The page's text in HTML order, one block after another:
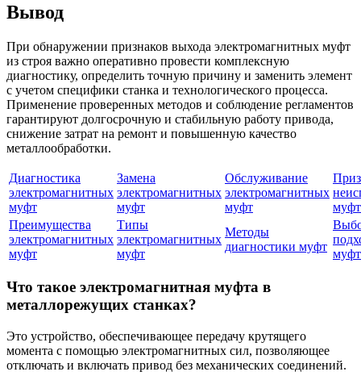
Вывод
При обнаружении признаков выхода электромагнитных муфт
из строя важно оперативно провести комплексную
диагностику, определить точную причину и заменить элемент
с учетом специфики станка и технологического процесса.
Применение проверенных методов и соблюдение регламентов
гарантируют долгосрочную и стабильную работу привода,
снижение затрат на ремонт и повышенную качество
металлообработки.
Диагностика
электромагнитных
муфт
Замена
электромагнитных
муфт
Обслуживание
электромагнитных
муфт
муфт
Преимущества
электромагнитных
муфт
Типы
электромагнитных
муфт
Методы
диагностики муфт
Что такое электромагнитная муфта в
металлорежущих станках?
Это устройство, обеспечивающее передачу крутящего
момента с помощью электромагнитных сил, позволяющее
отключать и включать привод без механических соединений.